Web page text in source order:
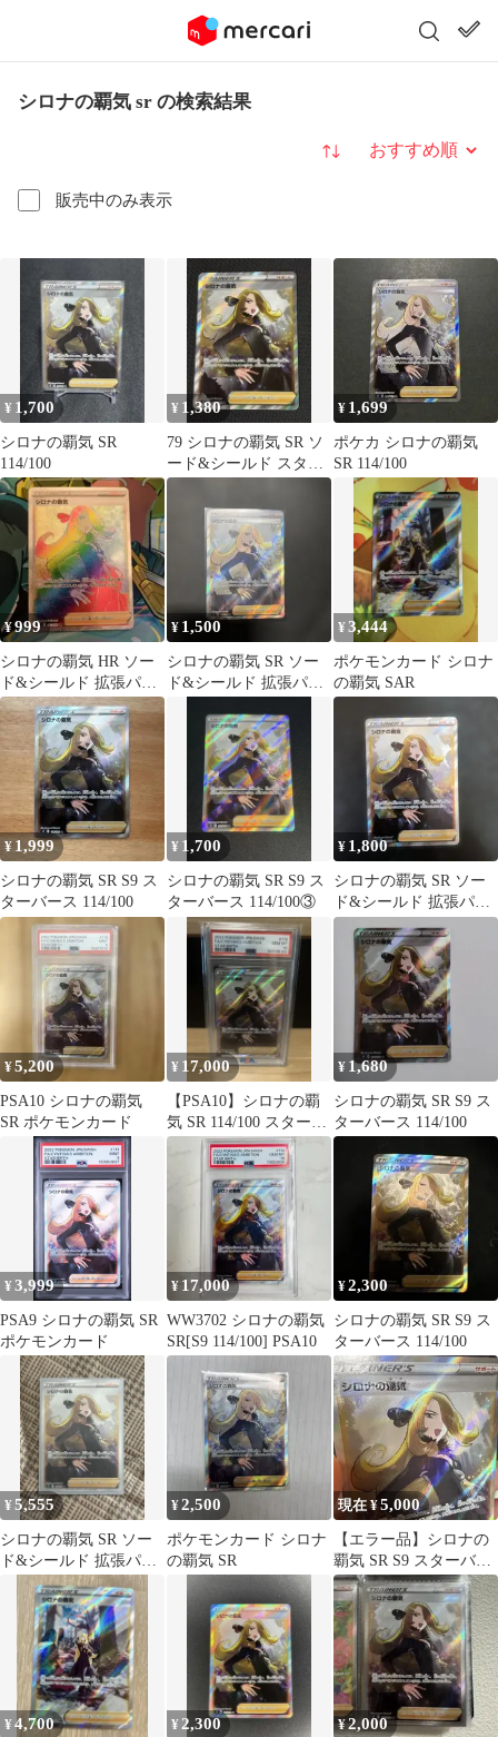
シロナの覇気 sr の検索結果
販売中のみ表示
並び替え
¥ 1,700
シロナの覇気 SR
114/100
¥ 1,380
79 シロナの覇気 SR ソ
ード&シールド スター
バース キラ 114
¥ 1,699
ポケカ シロナの覇気
SR 114/100
¥999
シロナの覇気 HR ソー
ド&シールド 拡張パッ
ク スターバース キラ
122/…
¥ 1,500
シロナの覇気 SR ソー
ド&シールド 拡張パッ
114/…
¥3,444
ポケモンカード シロナ
の覇気 SAR
¥ 1,999
シロナの覇気 SR S9 ス
ターバース 114/100
¥ 1,700
シロナの覇気 SR S9 ス
ターバース 114/100③
¥ 1,800
シロナの覇気 SR ソー
ド&シールド 拡張パッ
ク スターバース キラ
114/…
¥5,200
PSA10 シロナの覇気
SR ポケモンカード
¥ 17,000
【PSA10】シロナの覇
気 SR 114/100 スターバ
ース ポケモンカード
¥ 1,680
シロナの覇気 SR S9 ス
ターバース 114/100
¥3,999
PSA9 シロナの覇気 SR
ポケモンカード
¥ 17,000
WW3702 シロナの覇気
SR[S9 114/100] PSA10
¥2,300
シロナの覇気 SR S9 ス
ターバース 114/100
¥5,555
シロナの覇気 SR ソー
ド&シールド 拡張パッ
ク スターバース キラ
114/…
¥2,500
ポケモンカード シロナ
の覇気 SR
現在 ¥5,000
【エラー品】シロナの
覇気 SR S9 スターバー
ス 114/100
¥4,700 ¥ 2,300 ¥2,000